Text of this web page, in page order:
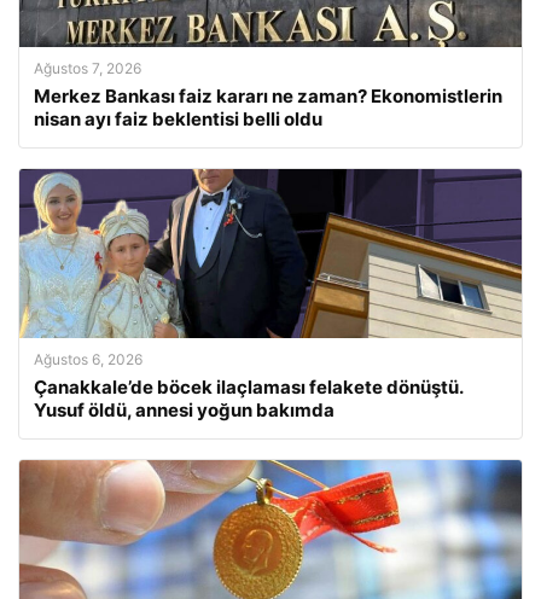
Ağustos 7, 2026
Merkez Bankası faiz kararı ne zaman? Ekonomistlerin
nisan ayı faiz beklentisi belli oldu
Ağustos 6, 2026
Çanakkale’de böcek ilaçlaması felakete dönüştü.
Yusuf öldü, annesi yoğun bakımda